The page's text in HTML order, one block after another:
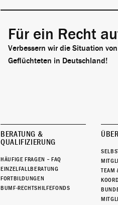
Für ein Recht
Verbessern wir die Situation
Geflüchteten in Deutschland!
BERATUNG &
QUALIFIZIERUNG
HÄUFIGE FRAGEN – FAQ
EINZELFALLBERATUNG
FORTBILDUNGEN
BUMF-RECHTSHILFEFONDS
TEAM